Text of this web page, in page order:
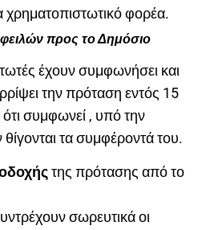
χρηματοπιστωτικό φορέα.
προς το Δημόσιο
έχουν συμφωνήσει και
την πρόταση εντός 15
ότι συμφωνεί , υπό την
τα συμφέροντά του.
της πρότασης από το
σωρευτικά οι